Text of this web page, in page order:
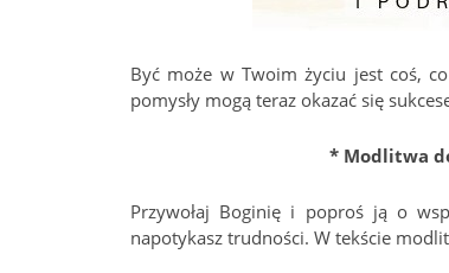
Być może w Twoim życiu jest coś,
pomysły mogą teraz okazać się
* Modlitwa
Przywołaj Boginię i poproś ją o
napotykasz trudności. W tekście